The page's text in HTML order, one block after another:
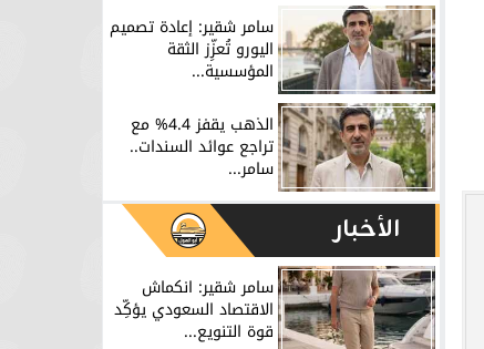
سامر شقير: إعادة تصميم
اليورو تُعزِّز الثقة
المؤسسية...
الذهب يقفز 4.4% مع
تراجع عوائد السندات..
سامر...
الأخبار
سامر شقير: انكماش
الاقتصاد السعودي يؤكِّد
قوة التنويع...